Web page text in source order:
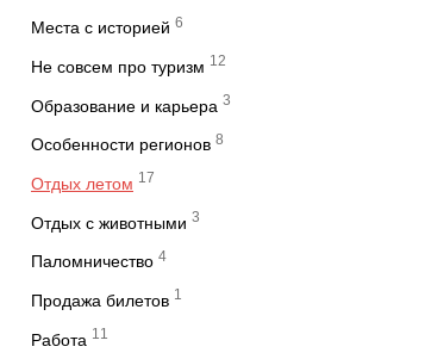
Места с историей 6
Не совсем про туризм 12
Образование и карьера 3
Особенности регионов 8
Отдых летом 17
Отдых с животными 3
Паломничество 4
Продажа билетов 1
Работа 11